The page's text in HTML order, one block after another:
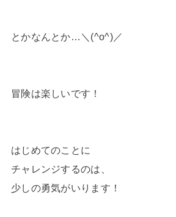
とかなんとか…＼(^o^)／
冒険は楽しいです！
はじめてのことに
チャレンジするのは、
少しの勇気がいります！